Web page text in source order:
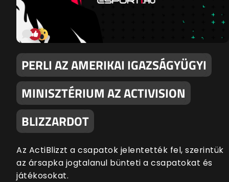
PERLI AZ AMERIKAI IGAZSÁGYÜGYI
MINISZTÉRIUM AZ ACTIVISION
BLIZZARDOT
Az ActiBlizzt a csapatok jelentették fel, szerintük
az ársapka jogtalanul bünteti a csapatokat és
játékosokat.